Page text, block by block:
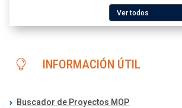
Ver todos
 INFORMACIÓN ÚTIL
Buscador de Proyectos MOP